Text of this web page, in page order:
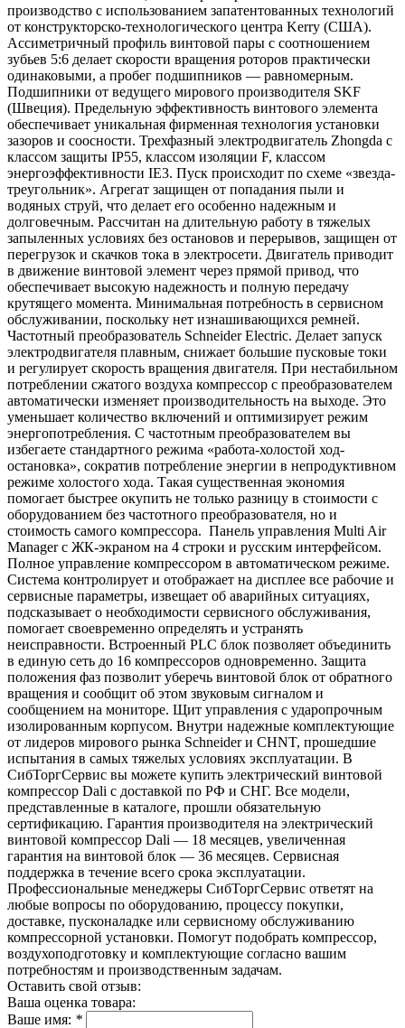
производство с использованием запатентованных технологий
от конструкторско-технологического центра Kerry (США).
Ассиметричный профиль винтовой пары с соотношением
зубьев 5:6 делает скорости вращения роторов практически
одинаковыми, а пробег подшипников — равномерным.
Подшипники от ведущего мирового производителя SKF
(Швеция). Предельную эффективность винтового элемента
обеспечивает уникальная фирменная технология установки
зазоров и соосности. Трехфазный электродвигатель Zhongda с
классом защиты IP55, классом изоляции F, классом
энергоэффективности IE3. Пуск происходит по схеме «звезда-
треугольник». Агрегат защищен от попадания пыли и
водяных струй, что делает его особенно надежным и
долговечным. Рассчитан на длительную работу в тяжелых
запыленных условиях без остановов и перерывов, защищен от
перегрузок и скачков тока в электросети. Двигатель приводит
в движение винтовой элемент через прямой привод, что
обеспечивает высокую надежность и полную передачу
крутящего момента. Минимальная потребность в сервисном
обслуживании, поскольку нет изнашивающихся ремней.
Частотный преобразователь Schneider Electric. Делает запуск
электродвигателя плавным, снижает большие пусковые токи
и регулирует скорость вращения двигателя. При нестабильном
потреблении сжатого воздуха компрессор с преобразователем
автоматически изменяет производительность на выходе. Это
уменьшает количество включений и оптимизирует режим
энергопотребления. С частотным преобразователем вы
избегаете стандартного режима «работа-холостой ход-
остановка», сократив потребление энергии в непродуктивном
режиме холостого хода. Такая существенная экономия
помогает быстрее окупить не только разницу в стоимости с
оборудованием без частотного преобразователя, но и
стоимость самого компрессора. Панель управления Multi Air
Manager с ЖК-экраном на 4 строки и русским интерфейсом.
Полное управление компрессором в автоматическом режиме.
Система контролирует и отображает на дисплее все рабочие и
сервисные параметры, извещает об аварийных ситуациях,
подсказывает о необходимости сервисного обслуживания,
помогает своевременно определять и устранять
неисправности. Встроенный PLC блок позволяет объединить
в единую сеть до 16 компрессоров одновременно. Защита
положения фаз позволит уберечь винтовой блок от обратного
вращения и сообщит об этом звуковым сигналом и
сообщением на мониторе. Щит управления с ударопрочным
изолированным корпусом. Внутри надежные комплектующие
от лидеров мирового рынка Schneider и СHNT, прошедшие
испытания в самых тяжелых условиях эксплуатации. В
СибТоргСервис вы можете купить электрический винтовой
компрессор Dali с доставкой по РФ и СНГ. Все модели,
представленные в каталоге, прошли обязательную
сертификацию. Гарантия производителя на электрический
винтовой компрессор Dali — 18 месяцев, увеличенная
гарантия на винтовой блок — 36 месяцев. Сервисная
поддержка в течение всего срока эксплуатации.
Профессиональные менеджеры СибТоргСервис ответят на
любые вопросы по оборудованию, процессу покупки,
доставке, пусконаладке или сервисному обслуживанию
компрессорной установки. Помогут подобрать компрессор,
воздухоподготовку и комплектующие согласно вашим
потребностям и производственным задачам.
Оставить свой отзыв:
Ваша оценка товара:
Ваше имя: *